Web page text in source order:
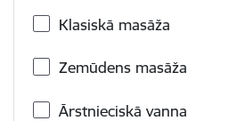
Klasiskā masāža
Zemūdens masāža
Ārstnieciskā vanna